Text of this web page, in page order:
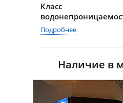
Класс
Подробнее
Наличие в